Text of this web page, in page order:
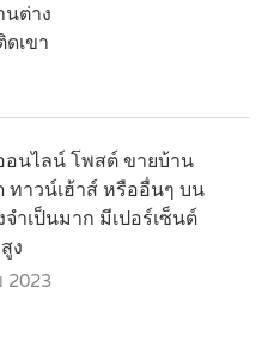
นต่าง
เขา
อนไลน์ โพสต์ ขายบ้าน
าวน์เฮ้าส์ หรืออื่นๆ บน
จำเป็นมาก มีเปอร์เซ็นต์
ง
2023